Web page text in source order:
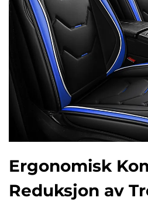
Ergonomisk
Reduksjon av